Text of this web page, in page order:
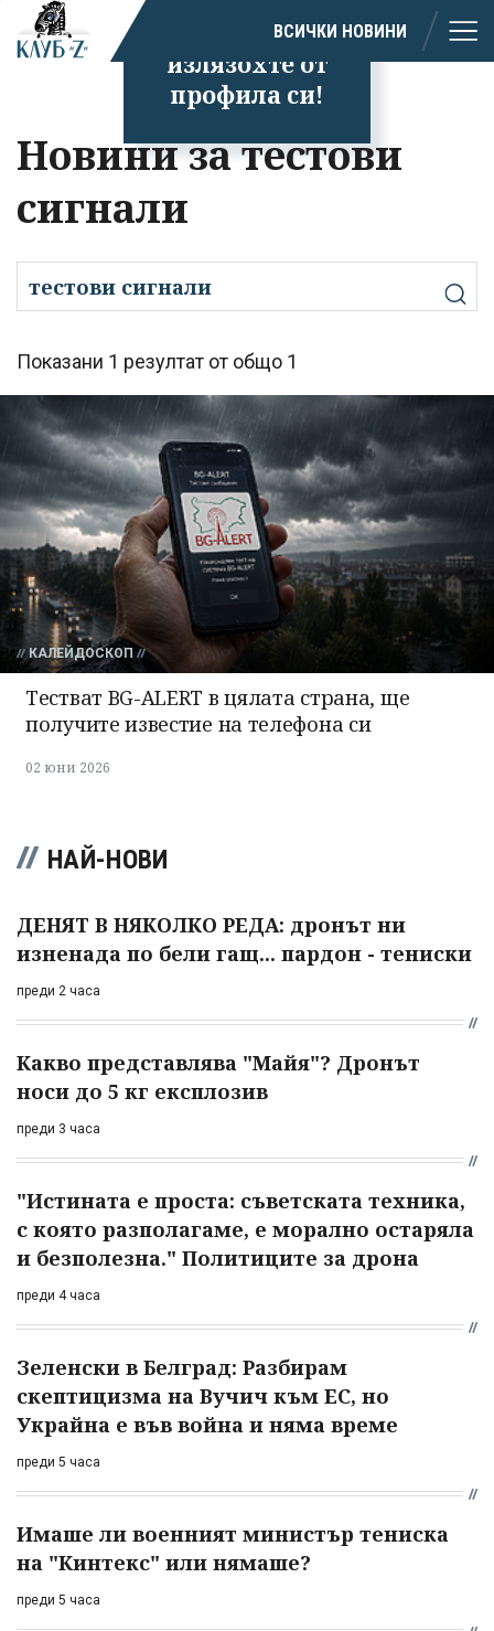
Успешно
излязохте от
профила си!
ВСИЧКИ НОВИНИ
Новини за тестови
сигнали
Показани 1 резултат от общо 1
КАЛЕЙДОСКОП
Тестват BG-ALERT в цялата страна, ще
получите известие на телефона си
02 юни 2026
НАЙ-НОВИ
ДЕНЯТ В НЯКОЛКО РЕДА: дронът ни
изненада по бели гащ... пардон - тениски
преди 2 часа
Какво представлява "Майя"? Дронът
носи до 5 кг експлозив
преди 3 часа
"Истината е проста: съветската техника,
с която разполагаме, е морално остаряла
и безполезна." Политиците за дрона
преди 4 часа
Зеленски в Белград: Разбирам
скептицизма на Вучич към ЕС, но
Украйна е във война и няма време
преди 5 часа
Имаше ли военният министър тениска
на "Кинтекс" или нямаше?
преди 5 часа